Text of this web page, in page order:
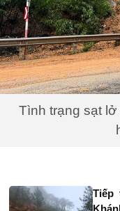
Tình trạng sạt
Tiếp